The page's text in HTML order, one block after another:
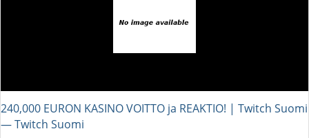
240,000 EURON KASINO VOITTO ja REAKTIO! | Twitch Suomi
― Twitch Suomi